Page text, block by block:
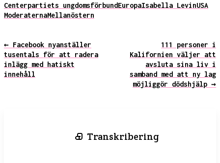
Centerpartiets ungdomsförbundEuropaIsabella LevinUSA
ModeraternaMellanöstern
← Facebook nyanställer
tusentals för att radera
inlägg med hatiskt
innehåll
111 personer i
Kalifornien väljer att
avsluta sina liv i
samband med att ny lag
möjliggör dödshjälp →
Transkribering